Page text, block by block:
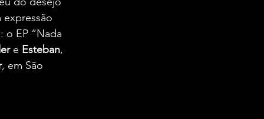
o EP “Nada
e Esteban,
, em São